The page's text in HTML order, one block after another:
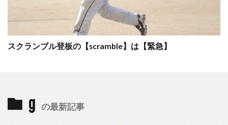
スクランブル登板の【scramble】は【緊急】
g の最新記事